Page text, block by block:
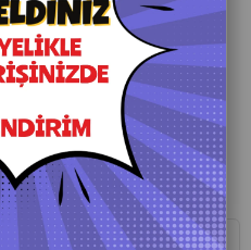
ile Sipariş